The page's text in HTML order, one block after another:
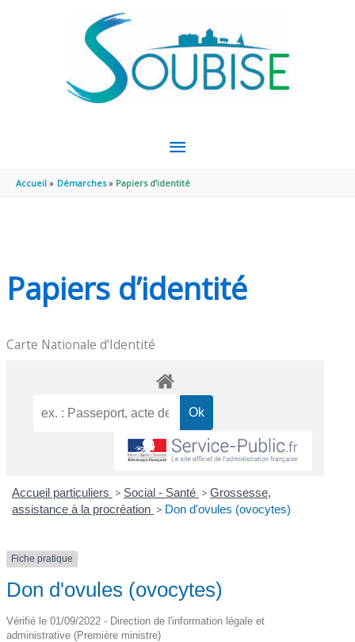
MENU
PRINCIPAL
Accueil Démarches Papiers d’identité
Papiers d’identité
Carte Nationale d’Identité
Accueil particuliers > Social - Santé > Grossesse,
assistance à la procréation > Don d'ovules (ovocytes)
Fiche pratique
Don d'ovules (ovocytes)
Vérifié le 01/09/2022 - Direction de l'information légale et
administrative (Première ministre)